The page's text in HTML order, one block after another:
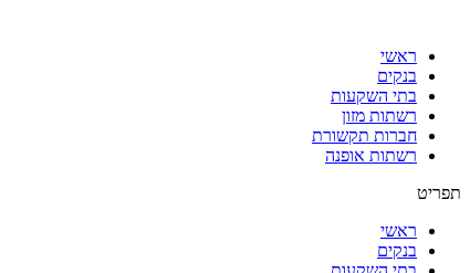
ראשי
בנקים
בתי השקעות
רשתות מזון
חברות תקשורת
רשתות אופנה
תפריט
ראשי
בנקים